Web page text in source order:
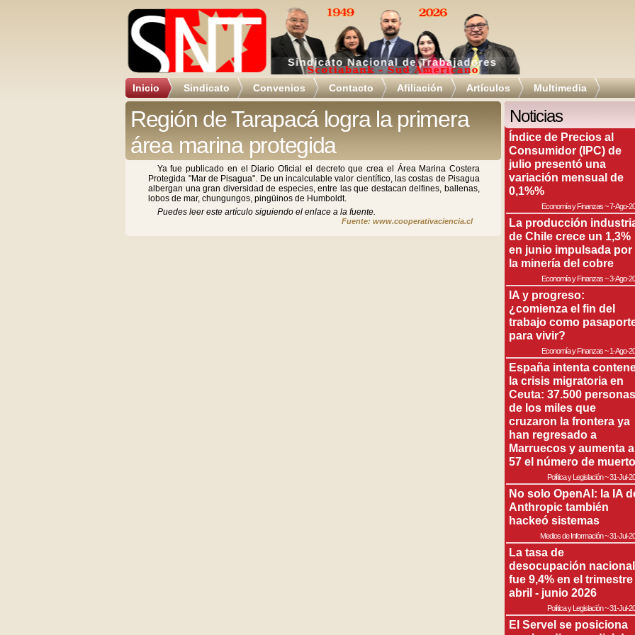
Inicio Sindicato Convenios Contacto Afiliación Artículos Multimedia
Región de Tarapacá logra la primera
área marina protegida
Ya fue publicado en el Diario Oficial el decreto que crea el Área Marina Costera
Protegida "Mar de Pisagua". De un incalculable valor científico, las costas de Pisagua
albergan una gran diversidad de especies, entre las que destacan delfines, ballenas,
lobos de mar, chungungos, pingüinos de Humboldt.
Puedes leer este artículo siguiendo el enlace a la fuente.
Fuente: www.cooperativaciencia.cl
Noticias
Índice de Precios al
Consumidor (IPC) de
julio presentó una
variación mensual de
0,1%%
Economía y Finanzas~7-Ago-
La producción
de Chile crece un 1,3%
en junio impulsada por
la minería del cobre
Economía y Finanzas~3-Ago-
IA y progreso:
¿comienza el fin del
trabajo como
para vivir?
Economía y Finanzas~1-Ago-
España intenta
la crisis migratoria en
Ceuta: 37.500 personas
de los miles que
cruzaron la frontera ya
han regresado a
Marruecos y aumenta a
57 el número de
Política y Legislación~31-Jul-
No solo OpenAI: la IA
Anthropic también
hackeó sistemas
Medios de Información~31-Jul-
La tasa de
desocupación nacional
fue 9,4% en el trimestre
abril - junio 2026
Política y Legislación~31-Jul-
El Servel se posiciona